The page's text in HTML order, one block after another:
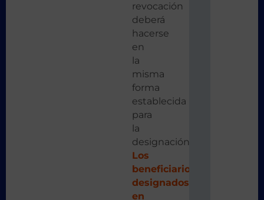
revocación
deberá
hacerse
en
la
misma
forma
establecida
para
la
designación.
Los
beneficiarios
designados
en